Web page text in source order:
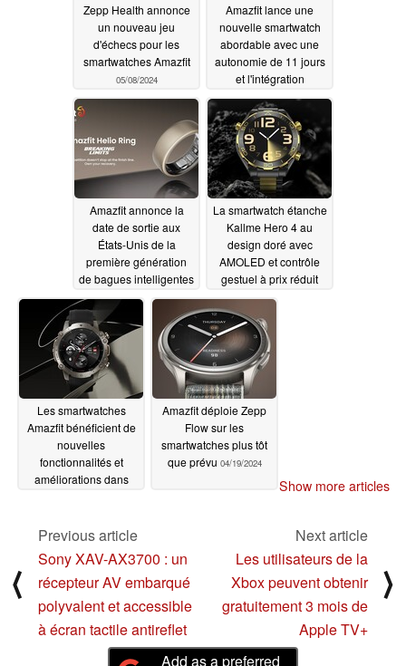
Zepp Health annonce
un nouveau jeu
d'échecs pour les
smartwatches Amazfit
05/08/2024
Amazfit lance une
nouvelle smartwatch
abordable avec une
autonomie de 11 jours
et l'intégration
d'Amazon Alexa
05/02/2024
Amazfit annonce la
date de sortie aux
États-Unis de la
première génération
de bagues intelligentes
05/01/2024
La smartwatch étanche
Kallme Hero 4 au
design doré avec
AMOLED et contrôle
gestuel à prix réduit
04/22/2024
Les smartwatches
Amazfit bénéficient de
nouvelles
fonctionnalités et
améliorations dans
Amazfit déploie Zepp
Flow sur les
smartwatches plus tôt
que prévu 04/19/2024
Show more articles
⟨
Previous article
Sony XAV-AX3700 : un
récepteur AV embarqué
polyvalent et accessible
à écran tactile antireflet
Next article
Les utilisateurs de la
Xbox peuvent obtenir
gratuitement 3 mois de
Apple TV+
⟩
Add as a preferred